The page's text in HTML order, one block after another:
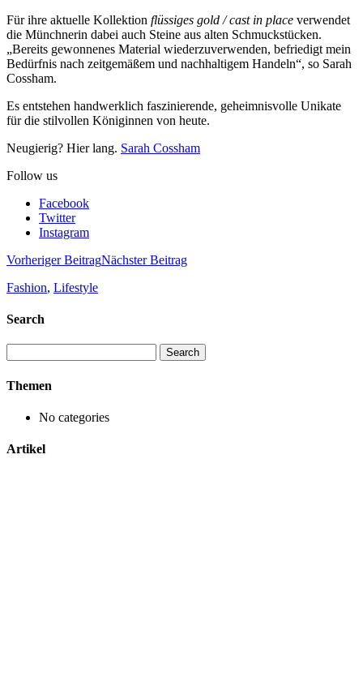
Für ihre aktuelle Kollektion flüssiges gold / cast in place verwendet
die Münchnerin dabei auch Steine aus alten Schmuckstücken.
„Bereits gewonnenes Material wiederzuverwenden, befriedigt mein
Bedürfnis nach zeitgemäßem und nachhaltigem Handeln“, so Sarah
Cossham.
Es entstehen handwerklich faszinierende, geheimnisvolle Unikate
für die stilvollen Königinnen von heute.
Neugierig? Hier lang. Sarah Cossham
Follow us
Facebook
Twitter
Instagram
Vorheriger BeitragNächster Beitrag
Fashion, Lifestyle
Search
for:
Themen
No categories
Artikel